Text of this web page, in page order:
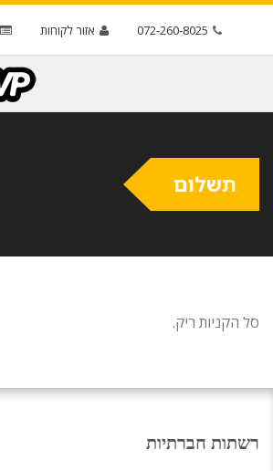
072-260-8025 אזור לקוחות
תשלום
סל הקניות ריק.
רשתות חברתיות